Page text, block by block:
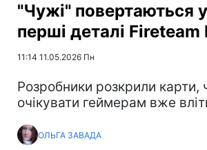
"Чужі" повертаються у
перші деталі Fireteam
11:14 11.05.2026 Пн
Розробники розкрили карти,
очікувати геймерам вже
ОЛЬГА ЗАВАДА